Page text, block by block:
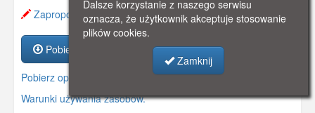
Zaproponuj zmianę opisu.
Pobierz zasób
Pobierz opis
Warunki używania zasobów.
Dalsze korzystanie z naszego serwisu
oznacza, że użytkownik akceptuje stosowanie
plików cookies.
Zamknij